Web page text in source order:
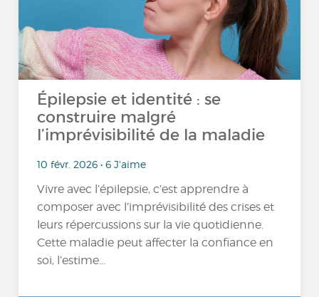
Épilepsie et identité : se
construire malgré
l’imprévisibilité de la maladie
10 févr. 2026 • 6 J'aime
Vivre avec l’épilepsie, c’est apprendre à
composer avec l’imprévisibilité des crises et
leurs répercussions sur la vie quotidienne.
Cette maladie peut affecter la confiance en
soi, l’estime...